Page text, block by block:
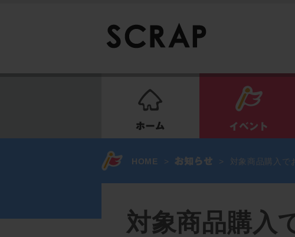
HOME > > 対象商品購入で
対象商品購入